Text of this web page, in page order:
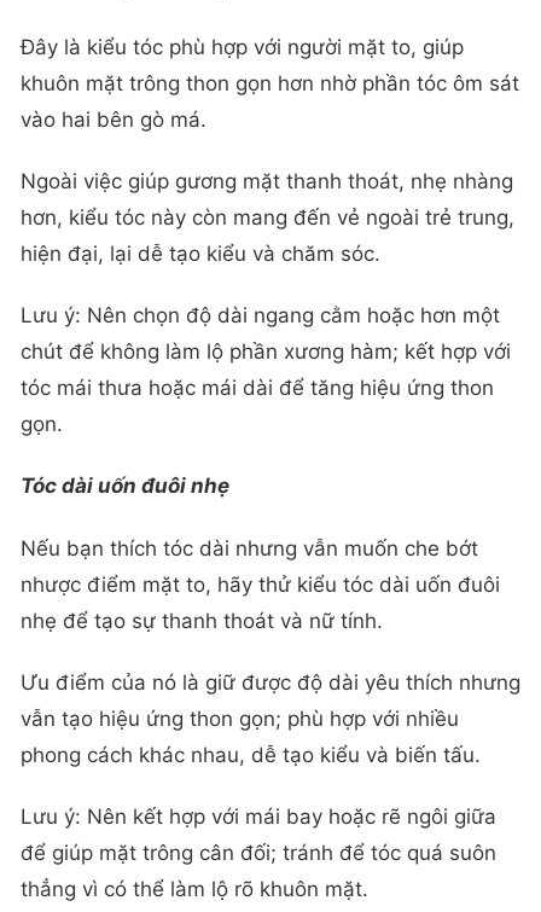
Đây là kiểu tóc phù hợp với người mặt to, giúp
khuôn mặt trông thon gọn hơn nhờ phần tóc ôm sát
vào hai bên gò má.
Ngoài việc giúp gương mặt thanh thoát, nhẹ nhàng
hơn, kiểu tóc này còn mang đến vẻ ngoài trẻ trung,
hiện đại, lại dễ tạo kiểu và chăm sóc.
Lưu ý: Nên chọn độ dài ngang cằm hoặc hơn một
chút để không làm lộ phần xương hàm; kết hợp với
tóc mái thưa hoặc mái dài để tăng hiệu ứng thon
gọn.
Tóc dài uốn đuôi nhẹ
Nếu bạn thích tóc dài nhưng vẫn muốn che bớt
nhược điểm mặt to, hãy thử kiểu tóc dài uốn đuôi
nhẹ để tạo sự thanh thoát và nữ tính.
Ưu điểm của nó là giữ được độ dài yêu thích nhưng
vẫn tạo hiệu ứng thon gọn; phù hợp với nhiều
phong cách khác nhau, dễ tạo kiểu và biến tấu.
Lưu ý: Nên kết hợp với mái bay hoặc rẽ ngôi giữa
để giúp mặt trông cân đối; tránh để tóc quá suôn
thẳng vì có thể làm lộ rõ khuôn mặt.